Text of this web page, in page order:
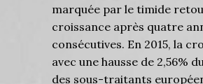
marquée par le timide
croissance après quatre
consécutives. En 2015, la
avec une hausse de 2,56%
des sous-traitants